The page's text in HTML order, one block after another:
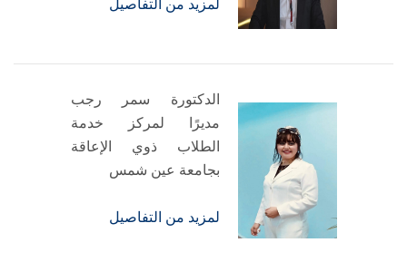
لمزيد من التفاصيل
الدكتورة سمر رجب
مديرًا لمركز خدمة
الطلاب ذوي الإعاقة
بجامعة عين شمس
لمزيد من التفاصيل